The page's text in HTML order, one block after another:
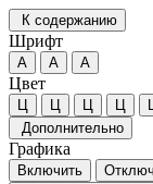
К содержанию
Шрифт
А А А
Цвет
Ц Ц Ц Ц
Дополнительно
Графика
Включить